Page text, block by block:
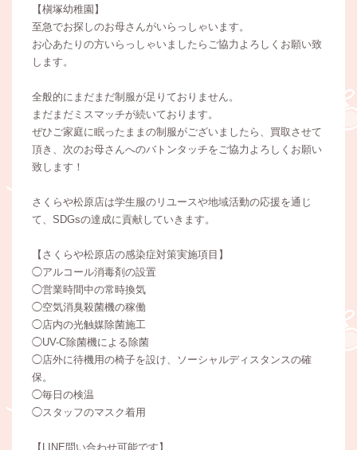
【槇塚幼稚園】
至急でお探しのお母さんがいらっしゃいます。
お心あたりの方いらっしゃいましたらご協力よろしくお願い致
します。
全般的にまだまだ制服が足りておりません。
まだまだミスマッチが続いております。
ぜひご家庭に眠ったままの制服がございましたら、買取させて
頂き、次のお母さんへのバトンタッチをご協力よろしくお願い
致します！
さくらや松原店は学生服のリユースや地域活動の応援を通じ
て、SDGsの達成に貢献していきます。
【さくらや松原店の感染症対策実施項目】
◯アルコール消毒剤の設置
◯営業時間中の常時換気
◯空気消臭殺菌機の稼働
◯店内の光触媒除菌施工
◯UV-C除菌機による除菌
◯店外に待機用の椅子を設け、ソーシャルディスタンスの確
保。
◯毎日の検温
◯スタッフのマスク着用
【LINE問い合わせ可能です】